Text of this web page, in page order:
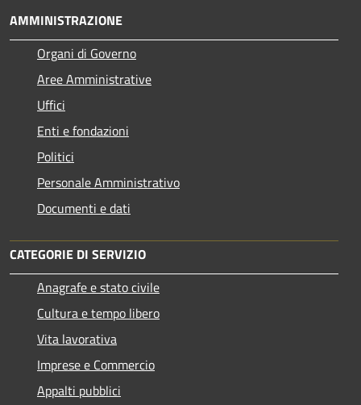
AMMINISTRAZIONE
Organi di Governo
Aree Amministrative
Uffici
Enti e fondazioni
Politici
Personale Amministrativo
Documenti e dati
CATEGORIE DI SERVIZIO
Anagrafe e stato civile
Cultura e tempo libero
Vita lavorativa
Imprese e Commercio
Appalti pubblici